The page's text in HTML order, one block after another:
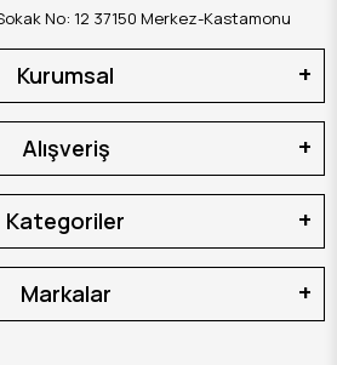
No: 12 37150 Merkez-Kastamonu
Kurumsal
Alışveriş
Kategoriler
Markalar